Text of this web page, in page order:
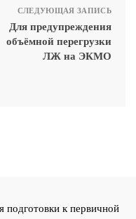
СЛЕДУЮЩАЯ ЗАПИСЬ
Для предупреждения
объёмной перегрузки
ЛЖ на ЭКМО
подготовки к первичной